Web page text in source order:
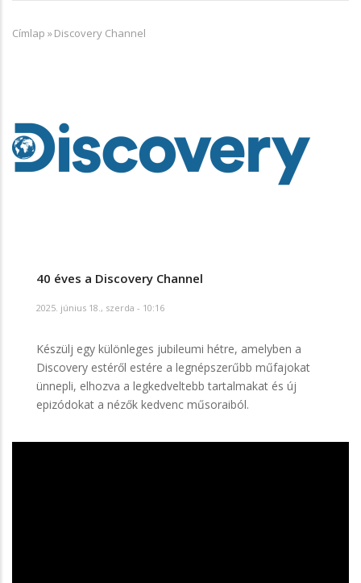
Morzsa
Címlap »Discovery Channel
40 éves a Discovery Channel
2025. június 18., szerda - 10:16
Készülj egy különleges jubileumi hétre, amelyben a
Discovery estéről estére a legnépszerűbb műfajokat
ünnepli, elhozva a legkedveltebb tartalmakat és új
epizódokat a nézők kedvenc műsoraiból.